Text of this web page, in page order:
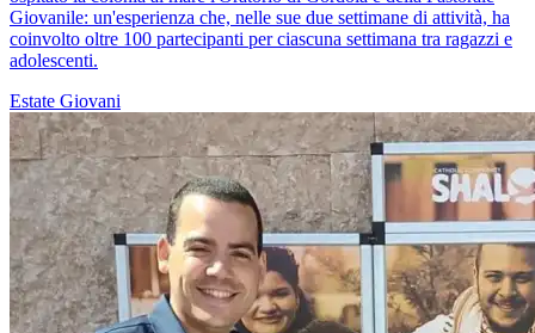
Giovanile: un'esperienza che, nelle sue due settimane di attività, ha
coinvolto oltre 100 partecipanti per ciascuna settimana tra ragazzi e
adolescenti.
Estate Giovani